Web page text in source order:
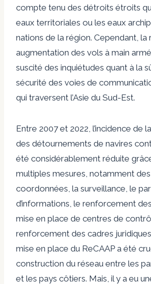
compte tenu des détroits étroits
eaux territoriales ou les eaux
nations de la région. Cependant, la
augmentation des vols à main
suscité des inquiétudes quant à la
sécurité des voies de
qui traversent l’Asie du Sud-Est.
Entre 2007 et 2022, l’incidence de
des détournements de navires
été considérablement réduite
multiples mesures, notamment
coordonnées, la surveillance, le
d’informations, le renforcement
mise en place de centres de
renforcement des cadres
mise en place du ReCAAP a été
construction du réseau entre les
et les pays côtiers. Mais, il y a eu